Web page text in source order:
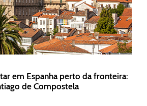
em Espanha perto da fronteira:
de Compostela